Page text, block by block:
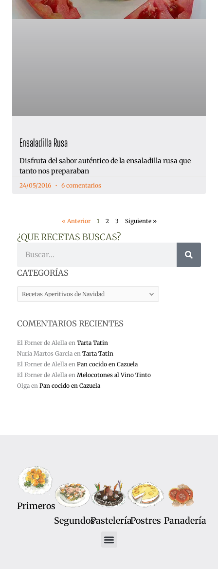
Ensaladilla Rusa
Disfruta del sabor auténtico de la ensaladilla rusa que
tanto nos preparaban
24/05/2016 6 comentarios
« Anterior 1 2 3 Siguiente »
¿QUE RECETAS BUSCAS?
CATEGORÍAS
CATEGORÍAS
COMENTARIOS RECIENTES
El Forner de Alella en Tarta Tatin
Nuria Martos Garcia en Tarta Tatin
El Forner de Alella en Pan cocido en Cazuela
El Forner de Alella en Melocotones al Vino Tinto
Olga en Pan cocido en Cazuela
Primeros
SegundosPasteleríaPostres Panadería